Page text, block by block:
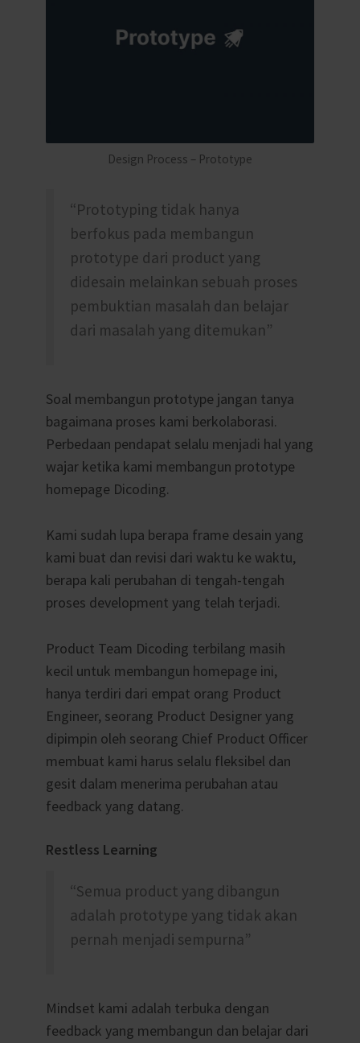
Design Process – Prototype
“Prototyping tidak hanya
berfokus pada membangun
prototype dari product yang
didesain melainkan sebuah proses
pembuktian masalah dan belajar
dari masalah yang ditemukan”
Soal membangun prototype jangan tanya
bagaimana proses kami berkolaborasi.
Perbedaan pendapat selalu menjadi hal yang
wajar ketika kami membangun prototype
homepage Dicoding.
Kami sudah lupa berapa frame desain yang
kami buat dan revisi dari waktu ke waktu,
berapa kali perubahan di tengah-tengah
proses development yang telah terjadi.
Product Team Dicoding terbilang masih
kecil untuk membangun homepage ini,
hanya terdiri dari empat orang Product
Engineer, seorang Product Designer yang
dipimpin oleh seorang Chief Product Officer
membuat kami harus selalu fleksibel dan
gesit dalam menerima perubahan atau
feedback yang datang.
Restless Learning
“Semua product yang dibangun
adalah prototype yang tidak akan
pernah menjadi sempurna”
Mindset kami adalah terbuka dengan
feedback yang membangun dan belajar dari